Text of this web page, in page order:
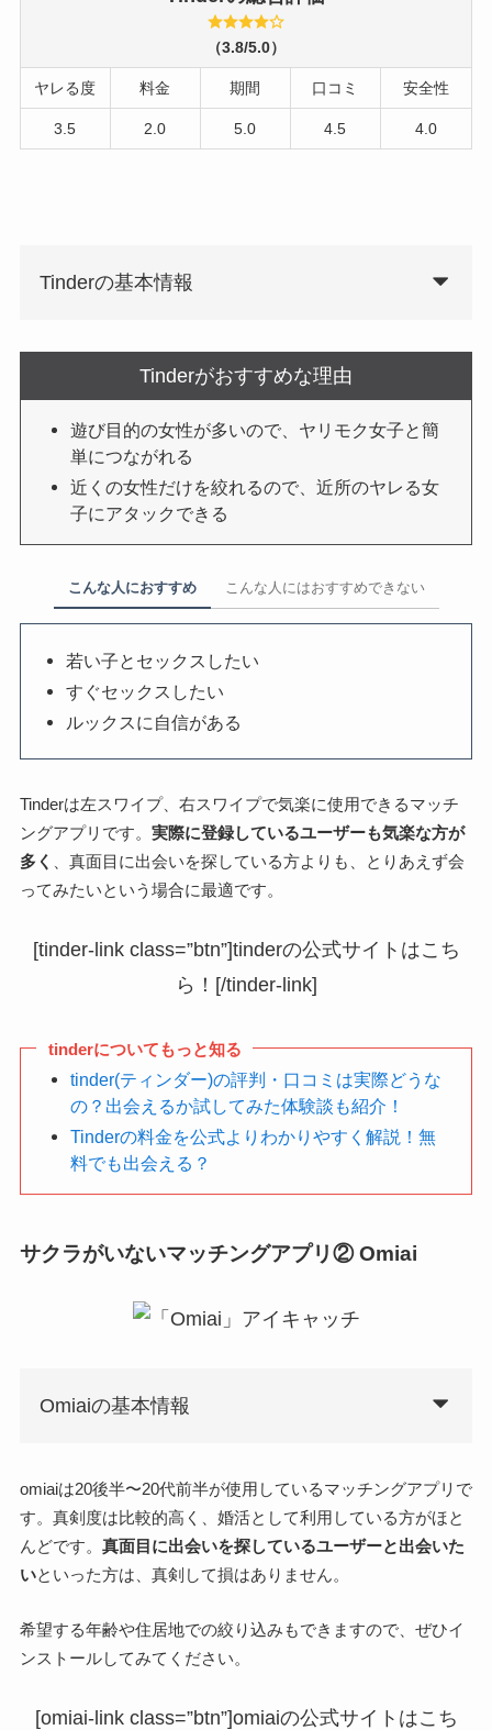
（3.8/5.0）
ヤレる度 料金 期間 口コミ 安全性
3.5 2.0 5.0 4.5 4.0
Tinderの基本情報
Tinderがおすすめな理由
遊び目的の女性が多いので、ヤリモク女子と簡
単につながれる
近くの女性だけを絞れるので、近所のヤレる女
子にアタックできる
こんな人におすすめ こんな人にはおすすめできない
若い子とセックスしたい
すぐセックスしたい
ルックスに自信がある
Tinderは左スワイプ、右スワイプで気楽に使用できるマッチ
ングアプリです。 実際に登録しているユーザーも気楽な方が
多く
、真面目に出会いを探している方よりも、とりあえず会
ってみたいという場合に最適です。
[tinder-link class=”btn”]tinderの公式サイトはこち
ら！[/tinder-link]
tinderについてもっと知る
tinder(ティンダー)の評判・口コミは実際どうな
の？出会えるか試してみた体験談も紹介！
Tinderの料金を公式よりわかりやすく解説！無
料でも出会える？
サクラがいないマッチングアプリ② Omiai
Omiaiの基本情報
omiaiは20後半〜20代前半が使用しているマッチングアプリで
す。真剣度は比較的高く、婚活として利用している方がほと
んどです。 真面目に出会いを探しているユーザーと出会いた
いといった方は、真剣して損はありません。
希望する年齢や住居地での絞り込みもできますので、ぜひイ
ンストールしてみてください。
[omiai-link class=”btn”]omiaiの公式サイトはこち